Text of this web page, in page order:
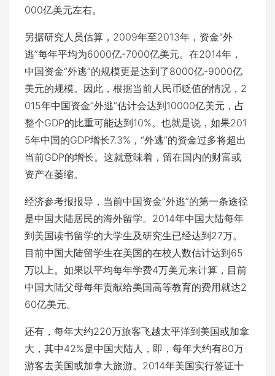
000亿美元左右。
另据研究人员估算，2009年至2013年，资金“外
逃”每年平均为6000亿-7000亿美元。在2014年，
中国资金“外逃”的规模更是达到了8000亿-9000亿
美元的规模。因此，根据当前人民币贬值的情况，2
015年中国资金“外逃”估计会达到10000亿美元，占
整个GDP的比重可能达到10%。也就是说，如果201
5年中国的GDP增长7.3%，“外逃”的资金过多将超出
当前GDP的增长。这就意味着，留在国内的财富或
资产在萎缩。
经济参考报报导，当前中国资金“外逃”的第一条途径
是中国大陆居民的海外留学。2014年中国大陆每年
到美国读书留学的大学生及研究生已经达到27万。
目前中国大陆留学生在美国的在校人数估计达到65
万以上。如果以平均每年学费4万美元来计算，目前
中国大陆父母每年贡献给美国高等教育的费用就达2
60亿美元。
还有，每年大约220万旅客飞越太平洋到美国或加拿
大，其中42%是中国大陆人，即，每年大约有80万
游客去美国或加拿大旅游。2014年美国实行签证十